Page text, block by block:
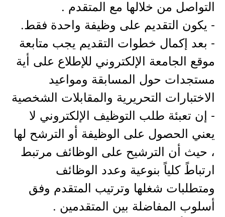
التواصل من خلالها مع المتقدم .
- يكون التقديم على وظيفة واحدة فقط.
- بعد إكمال خطوات التقديم يجب متابعة
موقع الجامعة الإلكتروني للإطلاع على أية
مستجدات حول المسابقة ومواعيد
الاختبارات التحريرية والمقابلات الشخصية
- إن تعبئة طلب التوظيف الإلكتروني لا
يعني الحصول على الوظيفة أو الترشح لها
، حيث أن الترشيح على الوظائف مرتبط
ارتباطً كلياً بنوعية وعدد الوظائف
ومتطلبات شغلها وترتيب المتقدم وفق
أسلوب المفاضلة بين المتقدمين .